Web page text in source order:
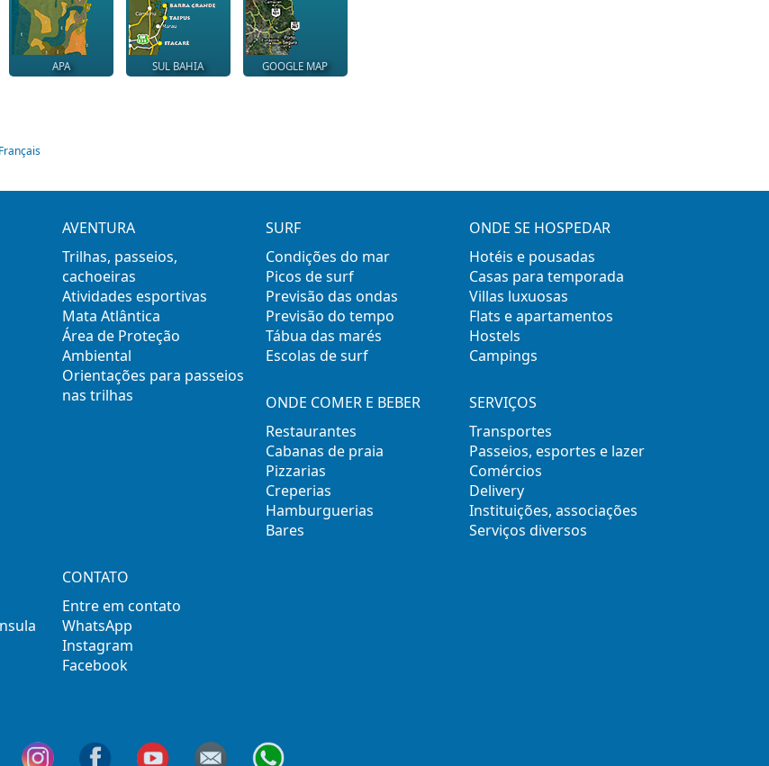
APA SUL BAHIA GOOGLE MAP
AVENTURA
Trilhas, passeios,
cachoeiras
Atividades esportivas
Mata Atlântica
Área de Proteção
Ambiental
Orientações para passeios
nas trilhas
SURF
Condições do mar
Picos de surf
Previsão das ondas
Previsão do tempo
Tábua das marés
Escolas de surf
ONDE SE HOSPEDAR
Hotéis e pousadas
Casas para temporada
Villas luxuosas
Flats e apartamentos
Hostels
Campings
ONDE COMER E BEBER
Restaurantes
Cabanas de praia
Pizzarias
Creperias
Hamburguerias
Bares
SERVIÇOS
Transportes
Passeios, esportes e lazer
Comércios
Delivery
Instituições, associações
Serviços diversos
CONTATO
Entre em contato
WhatsApp
Instagram
Facebook